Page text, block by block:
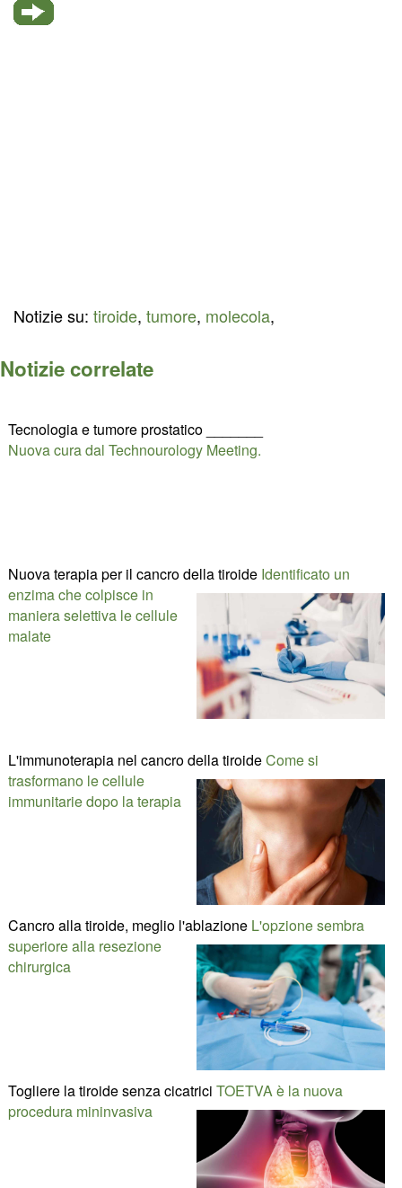
Notizie su: tiroide, tumore, molecola,
Notizie correlate
Tecnologia e tumore prostatico _______
Nuova cura dal Technourology Meeting.
Nuova terapia per il cancro della tiroide Identificato un
enzima che colpisce in
maniera selettiva le cellule
malate
L'immunoterapia nel cancro della tiroideCome si
trasformano le cellule
immunitarie dopo la terapia
Cancro alla tiroide, meglio l'ablazione L'opzione sembra
superiore alla resezione
chirurgica
Togliere la tiroide senza cicatrici TOETVA è la nuova
procedura mininvasiva